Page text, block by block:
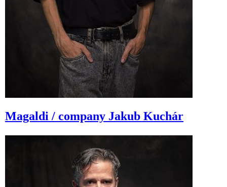
Magaldi / company Jakub Kuchár